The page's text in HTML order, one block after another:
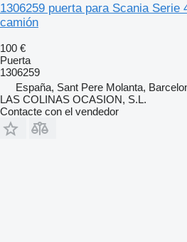
1306259 puerta para Scania Serie
camión
100 €
Puerta
1306259
España, Sant Pere Molanta,
LAS COLINAS OCASION, S.L.
Contacte con el vendedor